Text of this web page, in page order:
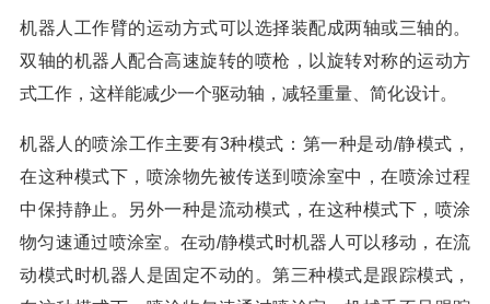
机器人工作臂的运动方式可以选择装配成两轴或三轴的。
双轴的机器人配合高速旋转的喷枪，以旋转对称的运动方
式工作，这样能减少一个驱动轴，减轻重量、简化设计。
机器人的喷涂工作主要有3种模式：第一种是动/静模式，
在这种模式下，喷涂物先被传送到喷涂室中，在喷涂过程
中保持静止。另外一种是流动模式，在这种模式下，喷涂
物匀速通过喷涂室。在动/静模式时机器人可以移动，在流
动模式时机器人是固定不动的。第三种模式是跟踪模式，